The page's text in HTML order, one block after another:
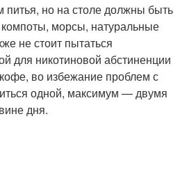
но на столе должны быть
компоты, морсы, натуральные
не стоит пытаться
для никотиновой абстиненции
во избежание проблем с
одной, максимум — двумя
дня.